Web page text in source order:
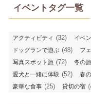
イベントタグ一覧
アクティビティ (32) イベ
ドッグランで遊ぶ (48) フ
写真スポット旅 (72) 冬の旅
愛犬と一緒に体験 (52) 春
豪華な食事 (25) 貸切の宿